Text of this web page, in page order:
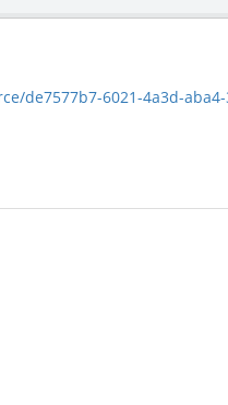
6021-4a3d-aba4-